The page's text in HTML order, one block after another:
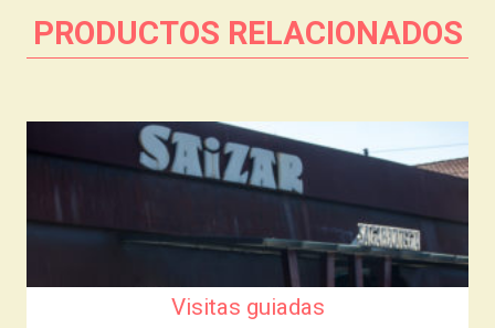
PRODUCTOS RELACIONADOS
Visitas guiadas